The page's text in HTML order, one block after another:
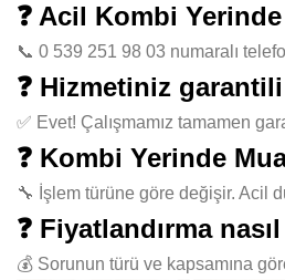
❓ Acil Kombi
📞 0 539 251 98 03 numaralı
❓ Hizmetiniz
✅ Evet! Çalışmamız tamamen
❓ Kombi Yerinde
🔧 İşlem türüne göre değişir. Acil
❓ Fiyatlandırma
💰 Sorunun türü ve kapsamına